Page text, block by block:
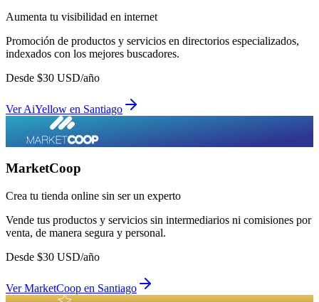
Aumenta tu visibilidad en internet
Promoción de productos y servicios en directorios especializados,
indexados con los mejores buscadores.
Desde $30 USD/año
VerAiYellow en Santiago
MarketCoop
Crea tu tienda online sin ser un experto
Vende tus productos y servicios sin intermediarios ni comisiones por
venta, de manera segura y personal.
Desde $30 USD/año
VerMarketCoop en Santiago